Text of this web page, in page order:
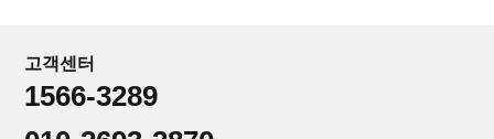
고객센터
1566-3289